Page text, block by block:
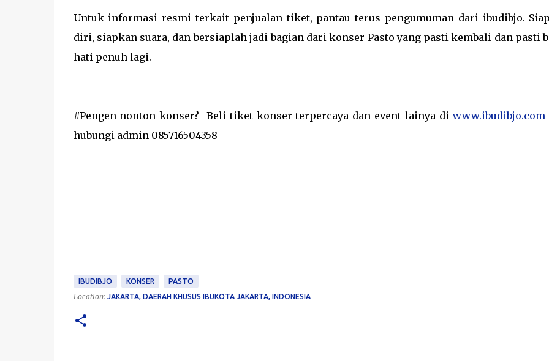
Untuk informasi resmi terkait penjualan tiket, pantau terus pengumuman dari ibudibjo.
diri, siapkan suara, dan bersiaplah jadi bagian dari konser Pasto yang pasti kembali dan pasti
hati penuh lagi.
#Pengen nonton konser? Beli tiket konser terpercaya dan event lainya di www.ibudibjo.com
hubungi admin 085716504358
IBUDIBJO KONSER PASTO
Location: JAKARTA, DAERAH KHUSUS IBUKOTA JAKARTA, INDONESIA